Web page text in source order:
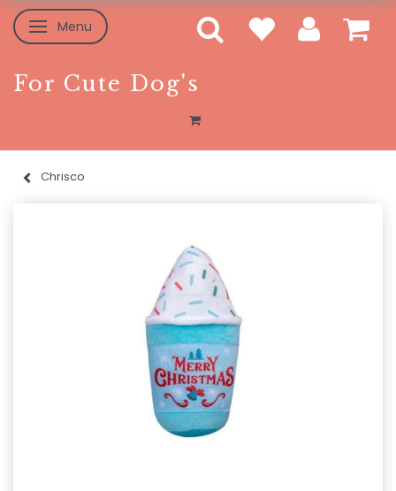
Toggle navigation
Menu
For Cute Dog's
Chrisco